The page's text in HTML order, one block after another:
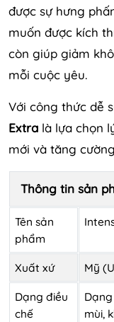
được sự hưng
muốn được kích
còn giúp giảm
mỗi cuộc yêu.
Với công thức dễ
Extra là lựa chọn
mới và tăng
Thông tin sản
Tên sản
phẩm
Xuất xứ Mỹ
Dạng điều
chế
mùi,